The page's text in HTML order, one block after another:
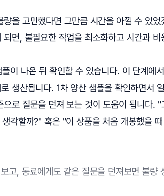
을 고민했다면 그만큼 시간을 아낄 수 있었
면, 불필요한 작업을 최소화하고 시간과
이 나온 뒤 확인할 수 있습니다. 이 단계에
생산됩니다. 1차 양산 샘플을 확인하면서
로 질문을 던져 보는 것이 도움이 됩니다.
각할까?" 혹은 "이 상품을 처음 개봉했을
고, 동료에게도 같은 질문을 던져보면 불량